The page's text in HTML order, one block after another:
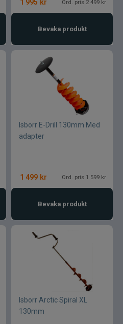
1 995 kr Ord. pris 2 499 kr
Bevaka produkt
Isborr E-Drill 130mm Med
adapter
1 499 kr Ord. pris 1 599 kr
Bevaka produkt
Isborr Arctic Spiral XL
130mm